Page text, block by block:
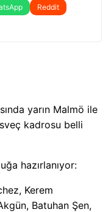
Reddit
yarın Malmö ile
kadrosu belli
hazırlanıyor:
Kerem
Batuhan Şen,